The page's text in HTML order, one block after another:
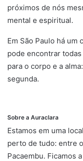
próximos de nós
mental e espiritual.
Em São Paulo há
pode encontrar
para o corpo e a
segunda.
Sobre a Auraclara
Estamos em uma
perto de tudo: entre
Pacaembu. Ficamos